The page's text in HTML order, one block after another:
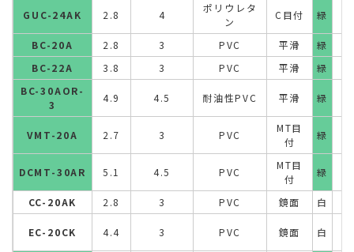
GUC-24AK 2.8 4
ポリウレタ
ン
C目付 緑
BC-20A 2.8 3 PVC 平滑 緑
BC-22A
3.8 3 PVC 平滑 緑
BC-30AOR-
3
4.9 4.5 耐油性PVC 平滑 緑
VMT-20A 2.7 3 PVC
MT目
付
緑
DCMT-30AR 5.1 4.5 PVC
MT目
付
緑
CC-20AK 2.8 3 PVC 鏡面 白
EC-20CK 4.4 3 PVC 鏡面 白